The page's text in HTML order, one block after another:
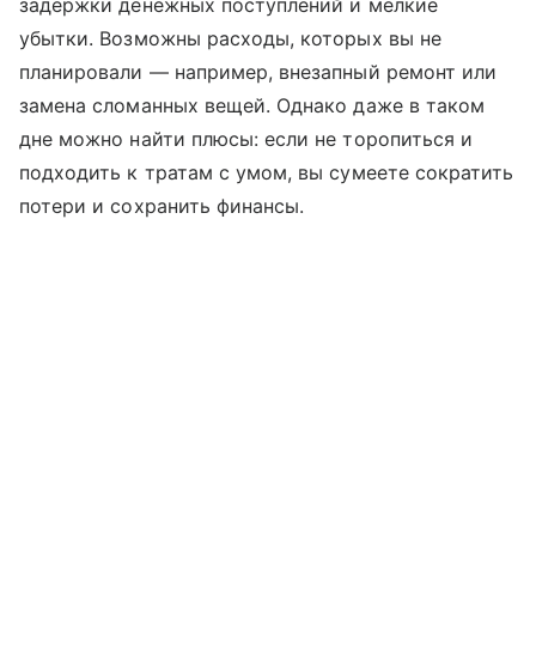
задержки денежных поступлений и мелкие
убытки. Возможны расходы, которых вы не
планировали — например, внезапный ремонт или
замена сломанных вещей. Однако даже в таком
дне можно найти плюсы: если не торопиться и
подходить к тратам с умом, вы сумеете сократить
потери и сохранить финансы.